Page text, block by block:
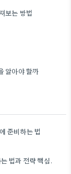
보는 방법
알아야 할까
준비하는 법
법과 전략 핵심.